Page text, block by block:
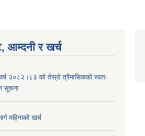
आम्दनी र खर्च
२०८२।८३ को तेस्रो त्रैमासिकको स्वतः
सूचना
महिनाको खर्च